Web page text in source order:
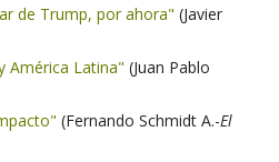
de Trump, por ahora" (Javier
América Latina" (Juan Pablo
(Fernando Schmidt A.-El